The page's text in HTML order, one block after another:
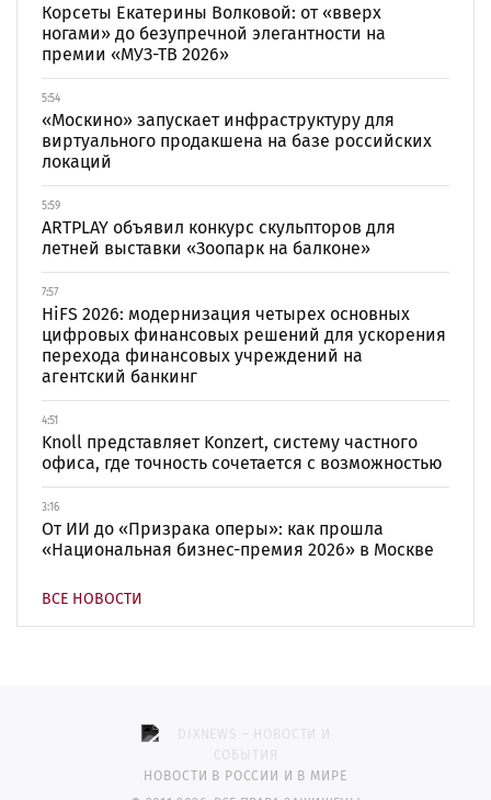
Корсеты Екатерины Волковой: от «вверх
ногами» до безупречной элегантности на
премии «МУЗ-ТВ 2026»
5:54
«Москино» запускает инфраструктуру для
виртуального продакшена на базе российских
локаций
5:59
ARTPLAY объявил конкурс скульпторов для
летней выставки «Зоопарк на балконе»
7:57
HiFS 2026: модернизация четырех основных
цифровых финансовых решений для ускорения
перехода финансовых учреждений на
агентский банкинг
4:51
Knoll представляет Konzert, систему частного
офиса, где точность сочетается с возможностью
3:16
От ИИ до «Призрака оперы»: как прошла
«Национальная бизнес-премия 2026» в Москве
ВСЕ НОВОСТИ
НОВОСТИ В РОССИИ И В МИРЕ